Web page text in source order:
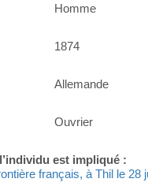
Homme
1874
Allemande
Ouvrier
est impliqué :
français, à Thil le 28